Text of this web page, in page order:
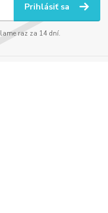
Prihlásiť sa
raz za 14 dní.